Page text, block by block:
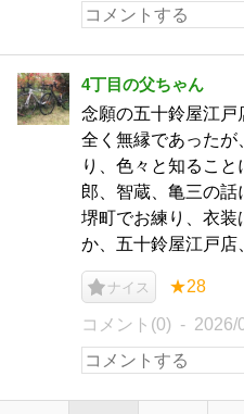
4丁目の父ちゃん
念願の五十鈴屋江戸
全く無縁であったが
り、色々と知るこ
郎、智蔵、亀三の
堺町でお練り、衣装
か、五十鈴屋江戸店
ナイス ★28
コメント(0) 2026/